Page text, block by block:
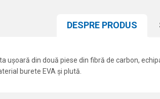
DESPRE PRODUS
ușoară din două piese din fibră de carbon,
burete EVA și plută.